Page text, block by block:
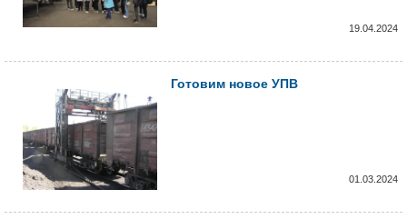
19.04.2024
Готовим новое УПВ
01.03.2024